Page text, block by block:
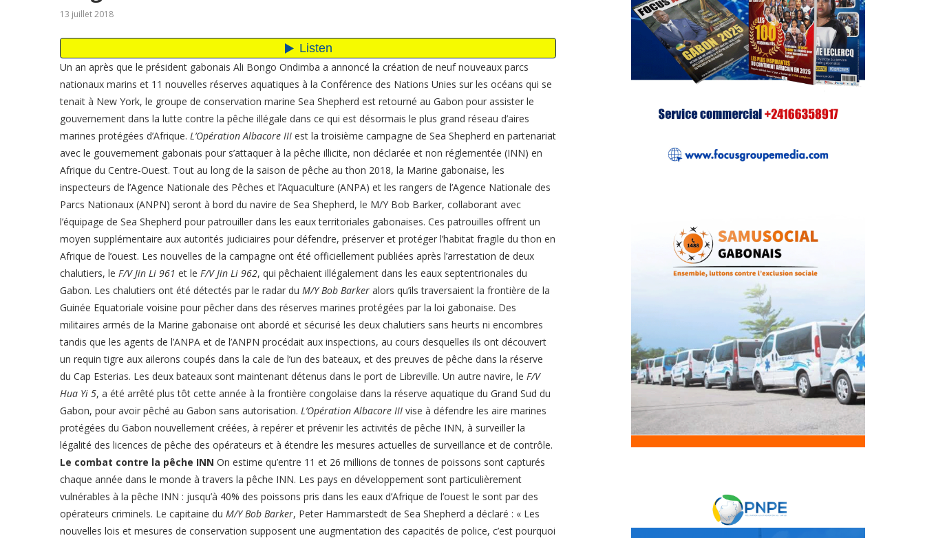
13 juillet 2018
Un an après que le président gabonais Ali Bongo Ondimba a annoncé la création de neuf nouveaux parcs
nationaux marins et 11 nouvelles réserves aquatiques à la Conférence des Nations Unies sur les océans qui se
tenait à New York, le groupe de conservation marine Sea Shepherd est retourné au Gabon pour assister le
gouvernement dans la lutte contre la pêche illégale dans ce qui est désormais le plus grand réseau d’aires
marines protégées d’Afrique. L’Opération Albacore III est la troisième campagne de Sea Shepherd en partenariat
avec le gouvernement gabonais pour s’attaquer à la pêche illicite, non déclarée et non réglementée (INN) en
Afrique du Centre-Ouest. Tout au long de la saison de pêche au thon 2018, la Marine gabonaise, les
inspecteurs de l’Agence Nationale des Pêches et l’Aquaculture (ANPA) et les rangers de l’Agence Nationale des
Parcs Nationaux (ANPN) seront à bord du navire de Sea Shepherd, le M/Y Bob Barker, collaborant avec
l’équipage de Sea Shepherd pour patrouiller dans les eaux territoriales gabonaises. Ces patrouilles offrent un
moyen supplémentaire aux autorités judiciaires pour défendre, préserver et protéger l’habitat fragile du thon en
Afrique de l’ouest. Les nouvelles de la campagne ont été officiellement publiées après l’arrestation de deux
chalutiers, le F/V Jin Li 961 et le F/V Jin Li 962, qui pêchaient illégalement dans les eaux septentrionales du
Gabon. Les chalutiers ont été détectés par le radar du M/Y Bob Barker alors qu’ils traversaient la frontière de la
Guinée Equatoriale voisine pour pêcher dans des réserves marines protégées par la loi gabonaise. Des
militaires armés de la Marine gabonaise ont abordé et sécurisé les deux chalutiers sans heurts ni encombres
tandis que les agents de l’ANPA et de l’ANPN procédait aux inspections, au cours desquelles ils ont découvert
un requin tigre aux ailerons coupés dans la cale de l’un des bateaux, et des preuves de pêche dans la réserve
du Cap Esterias. Les deux bateaux sont maintenant détenus dans le port de Libreville. Un autre navire, le F/V
Hua Yi 5, a été arrêté plus tôt cette année à la frontière congolaise dans la réserve aquatique du Grand Sud du
Gabon, pour avoir pêché au Gabon sans autorisation. L’Opération Albacore III vise à défendre les aire marines
protégées du Gabon nouvellement créées, à repérer et prévenir les activités de pêche INN, à surveiller la
légalité des licences de pêche des opérateurs et à étendre les mesures actuelles de surveillance et de contrôle.
Le combat contre la pêche INN On estime qu’entre 11 et 26 millions de tonnes de poissons sont capturés
chaque année dans le monde à travers la pêche INN. Les pays en développement sont particulièrement
vulnérables à la pêche INN : jusqu’à 40% des poissons pris dans les eaux d’Afrique de l’ouest le sont par des
opérateurs criminels. Le capitaine du M/Y Bob Barker, Peter Hammarstedt de Sea Shepherd a déclaré : « Les
nouvelles lois et mesures de conservation supposent une augmentation des capacités de police, c’est pourquoi